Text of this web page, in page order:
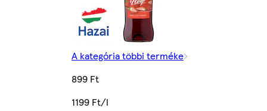
A kategória többi terméke
899 Ft
1199 Ft/l